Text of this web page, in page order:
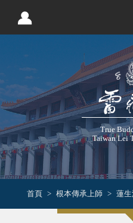
True
Taiwan Lei
首頁 根本傳承上師 蓮